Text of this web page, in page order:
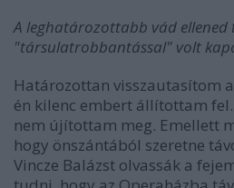
A leghatározottabb vád
"társulatrobbantással" volt
Határozottan visszautasítom
én kilenc embert állítottam
nem újítottam meg. Emellett
hogy önszántából szeretne
Vincze Balázst olvassák a